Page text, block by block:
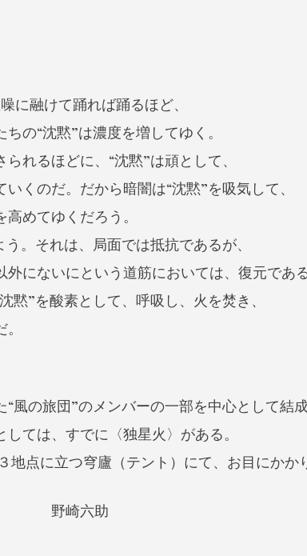
に融けて踊れば踊るほど、
の“沈黙”は濃度を増してゆく。
れるほどに、“沈黙”は頑として、
くのだ。だから暗闇は“沈黙”を吸気して、
めてゆくだろう。
。それは、局面では抵抗であるが、
にないにという道筋においては、復元である
黙”を酸素として、呼吸し、火を焚き、
“風の旅団”のメンバーの一部を中心として結
ては、すでに〈独星火〉がある。
地点に立つ穹廬（テント）にて、お目にかか
石 野崎六助